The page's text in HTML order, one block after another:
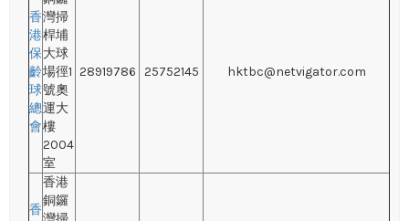
香
港
保
齡
球
總
會
灣掃
桿埔
大球
場徑1
號奧
運大
樓
2004
室
28919786 25752145 hktbc@netvigator.com
香
香港
銅鑼